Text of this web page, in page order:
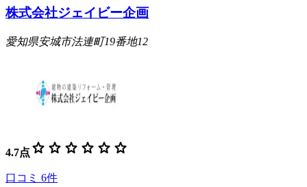
株式会社ジェイビー企画
愛知県安城市法連町19番地12
4.7点 star star star star star star
口コミ 6件